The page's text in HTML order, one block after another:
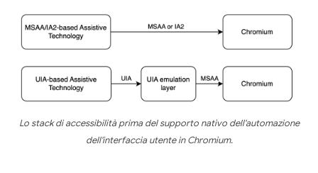
Lo stack di accessibilità prima del supporto nativo dell'automazione
dell'interfaccia utente in Chromium.